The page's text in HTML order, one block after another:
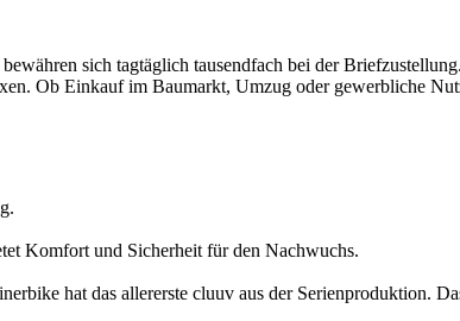
sich tagtäglich tausendfach bei der
Ob Einkauf im Baumarkt, Umzug oder gewerbliche
Komfort und Sicherheit für den Nachwuchs.
hat das allererste cluuv aus der Serienproduktion.